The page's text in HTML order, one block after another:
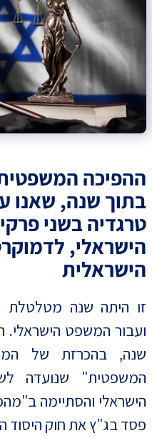
ההפיכה
בתוך שנה, שאנו
טרגדיה בשני
הישראלי,
הישראלית
זו היתה שנה מטלטלת
ועבור המשפט הישראלי.
שנה, בהכרזת של
המשפטית" שנועדה
הישראלי והסתיימה
פסד בג"ץ את חוק היסוד